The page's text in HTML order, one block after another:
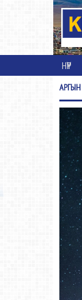
НҮҮР
АРГЫН